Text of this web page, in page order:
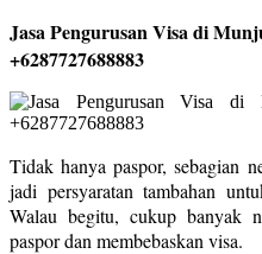
Jasa Pengurusan Visa di
+6287727688883
Tidak hanya paspor, sebagian
jadi persyaratan tambahan
Walau begitu, cukup banyak
paspor dan membebaskan visa.